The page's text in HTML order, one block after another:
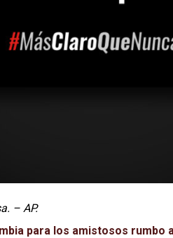
– AP.
para los amistosos rumbo